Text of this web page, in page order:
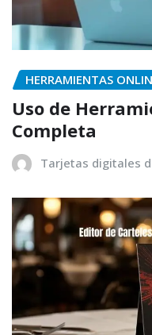
HERRAMIENTAS
Uso de
Completa
Tarjetas digitales